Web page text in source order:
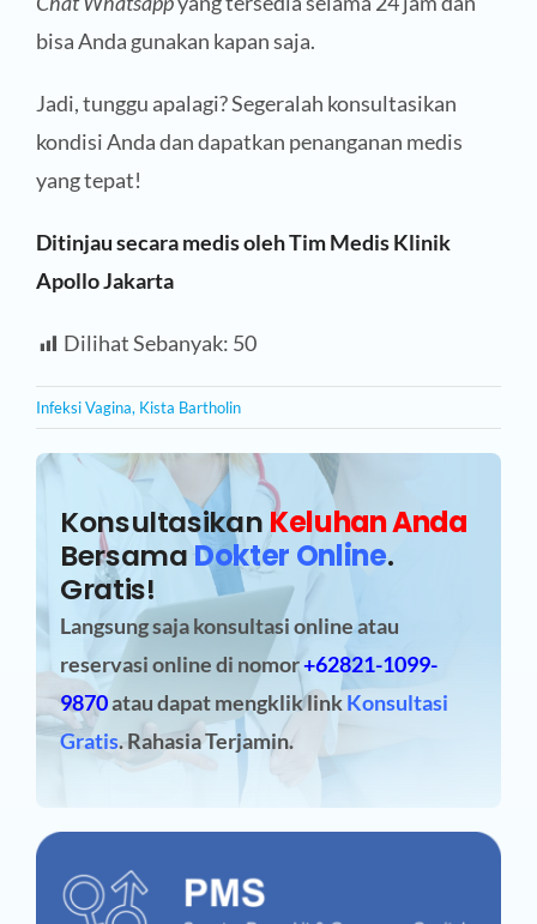
bisa Anda gunakan kapan saja.
Jadi, tunggu apalagi? Segeralah konsultasikan
kondisi Anda dan dapatkan penanganan medis
yang tepat!
Ditinjau secara medis oleh Tim Medis Klinik
Apollo Jakarta
Dilihat Sebanyak: 50
Infeksi Vagina, Kista Bartholin
Konsultasikan Keluhan Anda
BersamaDokter Online.
Gratis!
Langsung saja konsultasi online atau
reservasi onlinedi nomor+62821-1099-
9870atau dapat mengklik linkKonsultasi
Gratis. Rahasia Terjamin.